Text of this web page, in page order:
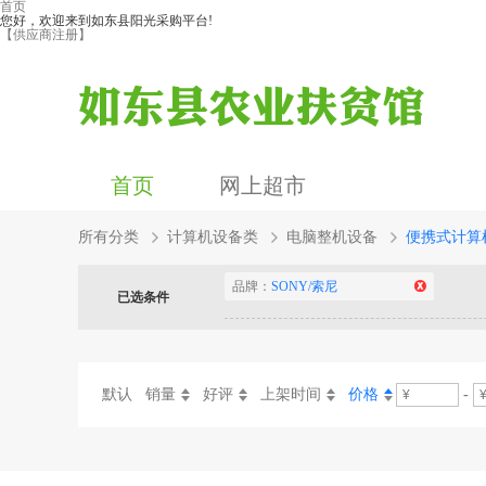
首页
您好，欢迎来到如东县阳光采购平台!
【供应商注册】
首页 网上超市
所有分类 计算机设备类 电脑整机设备 便携式计算
已选条件
品牌： SONY/索尼
默认 销量 好评 上架时间 价格 -